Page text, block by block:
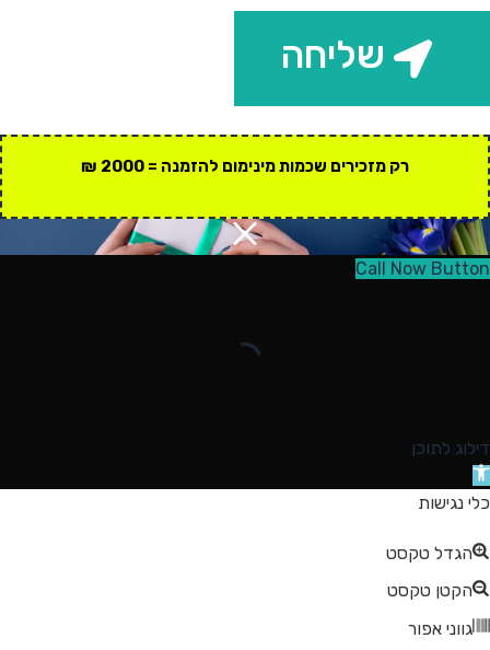
שליחה
רק מזכירים שכמות מינימום להזמנה = 2000 ₪
Call Now Button
דילוג לתוכן
פתח
סרגל
כלי נגישות
הגדל טקסט
הקטן טקסט
גווני אפור